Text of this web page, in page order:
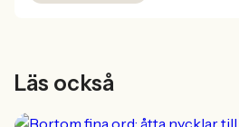
Läs också